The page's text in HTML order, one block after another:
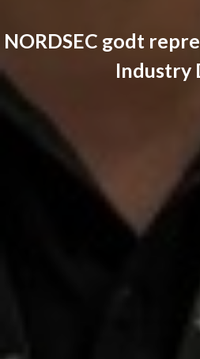
NORDSEC godt
Industry